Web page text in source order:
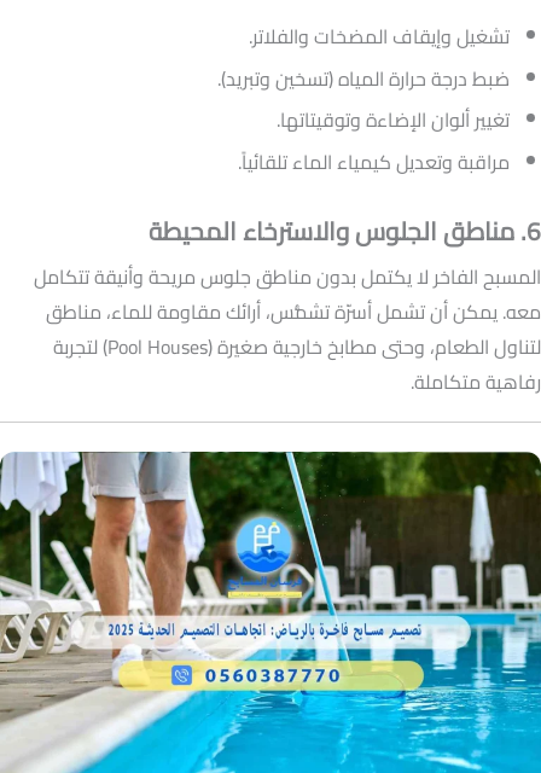
تشغيل وإيقاف المضخات والفلاتر.
ضبط درجة حرارة المياه (تسخين وتبريد).
تغيير ألوان الإضاءة وتوقيتاتها.
مراقبة وتعديل كيمياء الماء تلقائياً.
6. مناطق الجلوس والاسترخاء المحيطة
المسبح الفاخر لا يكتمل بدون مناطق جلوس مريحة وأنيقة تتكامل
معه. يمكن أن تشمل أسرّة تشمُّس، أرائك مقاومة للماء، مناطق
لتناول الطعام، وحتى مطابخ خارجية صغيرة (Pool Houses) لتجربة
رفاهية متكاملة.